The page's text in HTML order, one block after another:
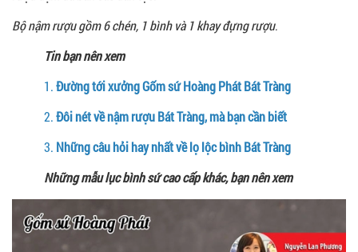
Bộ nậm rượu gồm 6 chén, 1 bình và 1 khay đựng rượu.
Tin bạn nên xem
1.Đường tới xưởng Gốm sứ Hoàng Phát Bát Tràng
2.Đôi nét về nậm rượu Bát Tràng, mà bạn cần biết
3. Những câu hỏi hay nhất về lọ lộc bình Bát Tràng
Những mẫu lục bình sứ cao cấp khác, bạn nên xem